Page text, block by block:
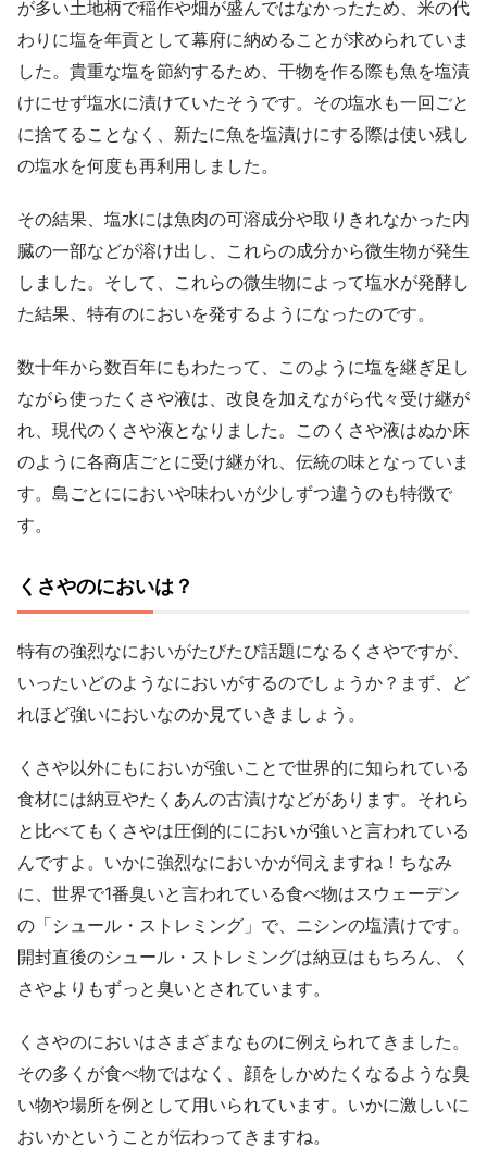
が多い土地柄で稲作や畑が盛んではなかったため、米の代
わりに塩を年貢として幕府に納めることが求められていま
した。貴重な塩を節約するため、干物を作る際も魚を塩漬
けにせず塩水に漬けていたそうです。その塩水も一回ごと
に捨てることなく、新たに魚を塩漬けにする際は使い残し
の塩水を何度も再利用しました。
その結果、塩水には魚肉の可溶成分や取りきれなかった内
臓の一部などが溶け出し、これらの成分から微生物が発生
しました。そして、これらの微生物によって塩水が発酵し
た結果、特有のにおいを発するようになったのです。
数十年から数百年にもわたって、このように塩を継ぎ足し
ながら使ったくさや液は、改良を加えながら代々受け継が
れ、現代のくさや液となりました。このくさや液はぬか床
のように各商店ごとに受け継がれ、伝統の味となっていま
す。島ごとににおいや味わいが少しずつ違うのも特徴で
す。
くさやのにおいは？
特有の強烈なにおいがたびたび話題になるくさやですが、
いったいどのようなにおいがするのでしょうか？まず、ど
れほど強いにおいなのか見ていきましょう。
くさや以外にもにおいが強いことで世界的に知られている
食材には納豆やたくあんの古漬けなどがあります。それら
と比べてもくさやは圧倒的ににおいが強いと言われている
んですよ。いかに強烈なにおいかが伺えますね！ちなみ
に、世界で1番臭いと言われている食べ物はスウェーデン
の「シュール・ストレミング」で、ニシンの塩漬けです。
開封直後のシュール・ストレミングは納豆はもちろん、く
さやよりもずっと臭いとされています。
くさやのにおいはさまざまなものに例えられてきました。
その多くが食べ物ではなく、顔をしかめたくなるような臭
い物や場所を例として用いられています。いかに激しいに
おいかということが伝わってきますね。